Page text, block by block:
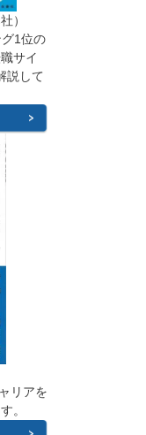
）
1位の
サイ
説して
リアを
。